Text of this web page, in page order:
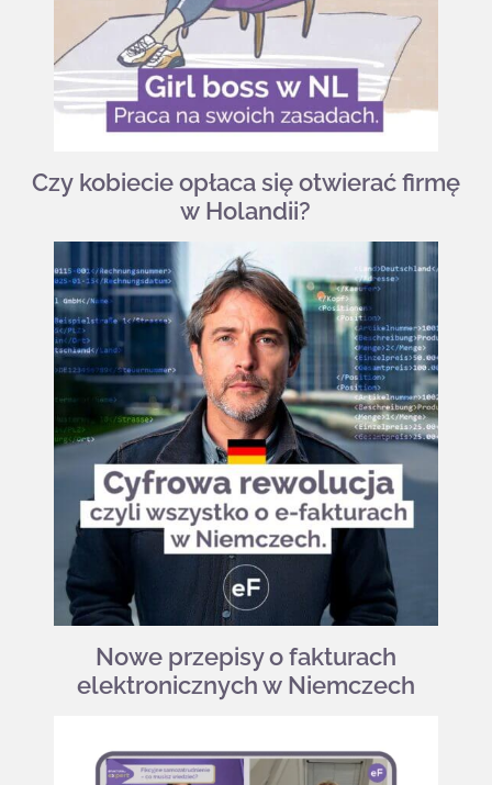
Czy kobiecie opłaca się otwierać firmę
w Holandii?
Nowe przepisy o fakturach
elektronicznych w Niemczech